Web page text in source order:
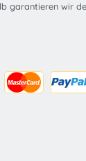
garantieren wir